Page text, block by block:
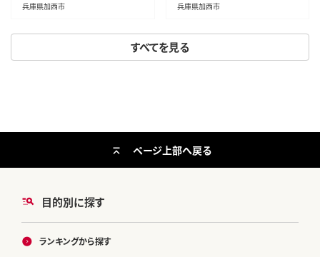
すべてを見る
兵庫県加西市 兵庫県加西市
目的別に探す
ランキングから探す
ページ上部へ戻る